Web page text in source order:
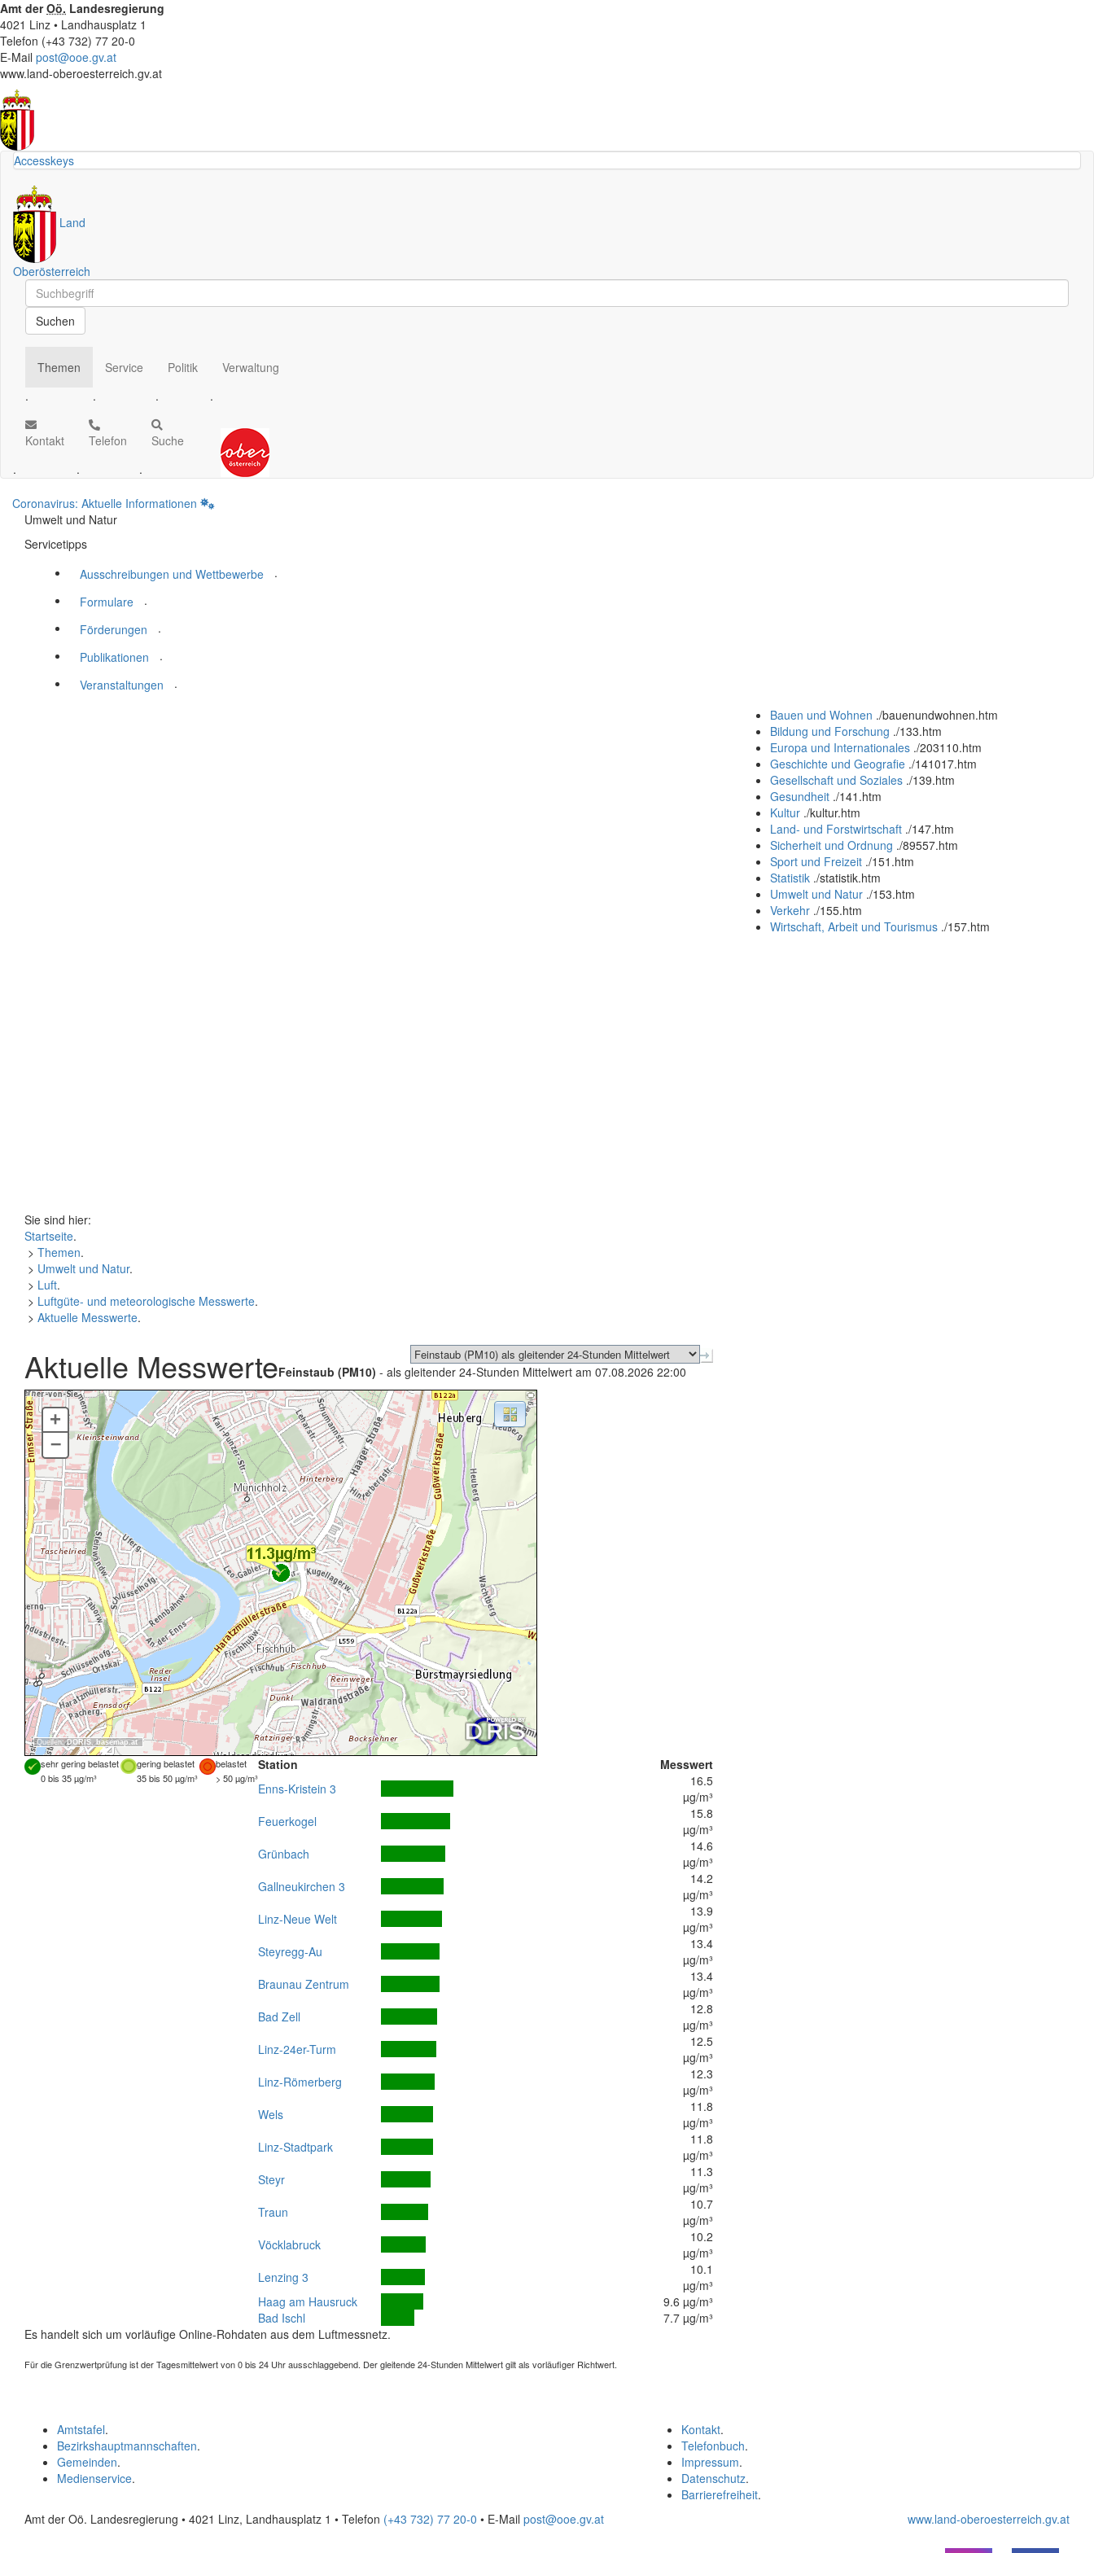
Amt derOö. Landesregierung
4021 Linz • Landhausplatz 1
Telefon (+43 732) 77 20-0
E-Mail post@ooe.gv.at
www.land-oberoesterreich.gv.at
Accesskeys
Land
Oberösterreich
Schnellsuche
Schnellsuche
Suchen
Themen
.
Service
.
Politik
.
Verwaltung
.
Kontakt
.
Telefon
.
Suche
.
Coronavirus: Aktuelle Informationen
Umwelt und Natur
Servicetipps
Ausschreibungen und Wettbewerbe
.
Formulare
.
Förderungen
.
Publikationen
.
Veranstaltungen
.
Bauen und Wohnen ./bauenundwohnen.htm
Bildung und Forschung ./133.htm
Europa und Internationales ./203110.htm
Geschichte und Geografie ./141017.htm
Gesellschaft und Soziales ./139.htm
Gesundheit ./141.htm
Kultur ./kultur.htm
Land- und Forstwirtschaft ./147.htm
Sicherheit und Ordnung ./89557.htm
Sport und Freizeit ./151.htm
Statistik ./statistik.htm
Umwelt und Natur ./153.htm
Verkehr ./155.htm
Wirtschaft, Arbeit und Tourismus ./157.htm
Sie sind hier:
Startseite.
> Themen.
> Umwelt und Natur.
> Luft.
> Luftgüte- und meteorologische Messwerte.
> Aktuelle Messwerte.
Aktuelle MesswerteFeinstaub (PM10) - als gleitender 24-Stunden Mittelwert am 07.08.2026 22:00
Quellen:DORIS, basemap.at
+
–
sehr gering belastet gering belastet
belastet
0 bis 35 µg/m³
35 bis 50 µg/m³ > 50 µg/m³
Station
Messwert
Enns-Kristein 3
16.5
µg/m³
Feuerkogel
15.8
µg/m³
Grünbach
14.6
µg/m³
Gallneukirchen 3
14.2
µg/m³
Linz-Neue Welt
13.9
µg/m³
Steyregg-Au
13.4
µg/m³
Braunau Zentrum
13.4
µg/m³
Bad Zell
12.8
µg/m³
Linz-24er-Turm
12.5
µg/m³
Linz-Römerberg
12.3
µg/m³
Wels
11.8
µg/m³
Linz-Stadtpark
11.8
µg/m³
Steyr
11.3
µg/m³
Traun
10.7
µg/m³
Vöcklabruck
10.2
µg/m³
Lenzing 3
10.1
µg/m³
Haag am Hausruck
9.6 µg/m³
Bad Ischl
7.7 µg/m³
Es handelt sich um vorläufige Online-Rohdaten aus dem Luftmessnetz.
Für die Grenzwertprüfung ist der Tagesmittelwert von 0 bis 24 Uhr ausschlaggebend. Der gleitende 24-Stunden Mittelwert gilt als vorläufiger Richtwert.
Kontakt.
Telefonbuch.
Impressum.
Datenschutz.
Barrierefreiheit.
Amtstafel.
Bezirkshauptmannschaften.
Gemeinden.
Medienservice.
Amt der Oö. Landesregierung • 4021 Linz, Landhausplatz 1 • Telefon (+43 732) 77 20-0 • E-Mail post@ooe.gv.at www.land-oberoesterreich.gv.at